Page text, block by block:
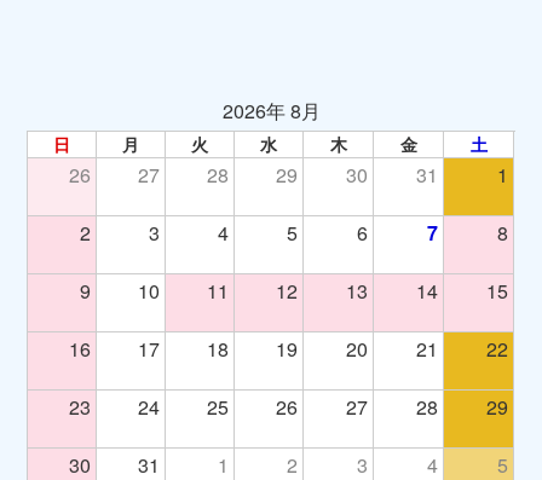
2026年 8月
日 月 火 水 木 金 土
26 27 28 29 30 31 1
2 3 4 5 6 7 8
9 10 11 12 13 14 15
16 17 18 19 20 21 22
23 24 25 26 27 28 29
30 31 1 2 3 4 5